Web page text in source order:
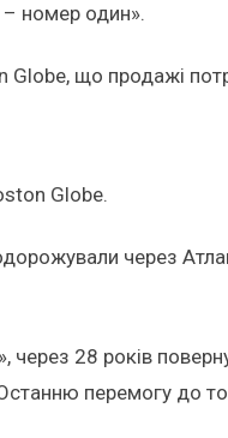
– номер один».
що продажі
Globe.
через
28 років
перемогу до